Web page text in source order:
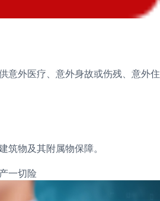
意外医疗、意外身故或伤残、意外住
筑物及其附属物保障。
一切险